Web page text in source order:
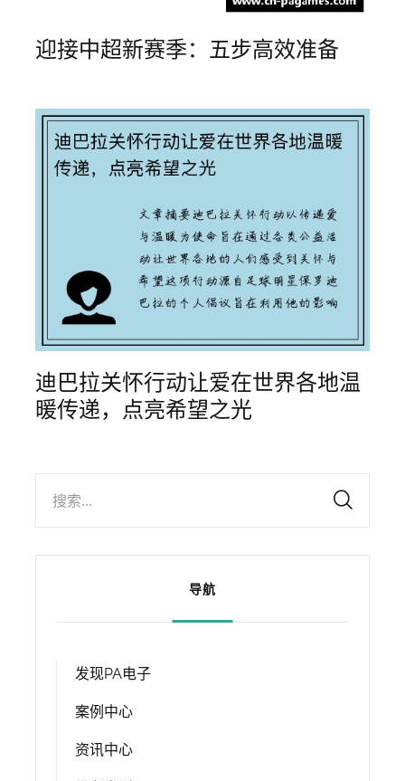
迎接中超新赛季：五步高效准备
迪巴拉关怀行动让爱在世界各地温
暖传递，点亮希望之光
搜索...
导航
发现PA电子
案例中心
资讯中心